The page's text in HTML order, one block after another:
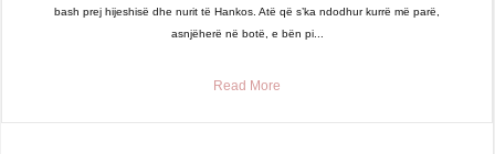
bash prej hijeshisë dhe nurit të Hankos. Atë që s’ka ndodhur kurrë më parë,
asnjëherë në botë, e bën pi...
Read More